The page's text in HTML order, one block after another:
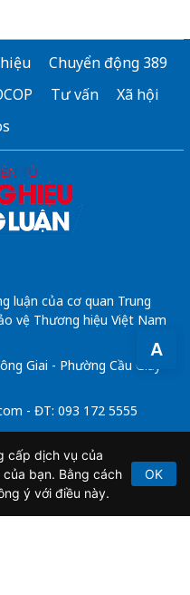
A
Chuyển động 389
Tư vấn
Xã hội
luận của cơ quan Trung
vệ Thương hiệu Việt Nam
Giai - Phường Cầu Giấy -
- ĐT: 093 172 5555
số 64/GP-BTTTT do Bộ
21/2/2020.
cấp dịch vụ của
bạn. Bằng cách
ý với điều này.
OK